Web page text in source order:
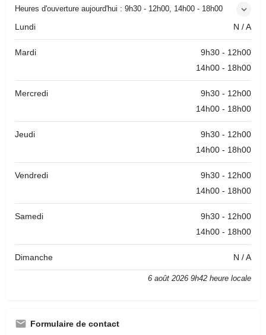
Heures d'ouverture aujourd'hui : 9h30 - 12h00, 14h00 - 18h00
Lundi N / A
Mardi
9h30 - 12h00
14h00 - 18h00
Mercredi
9h30 - 12h00
14h00 - 18h00
Jeudi
9h30 - 12h00
14h00 - 18h00
Vendredi
9h30 - 12h00
14h00 - 18h00
Samedi
9h30 - 12h00
14h00 - 18h00
Dimanche N / A
6 août 2026 9h42 heure locale
Formulaire de contact